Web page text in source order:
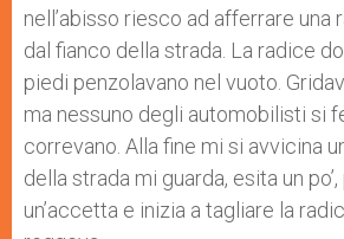
nell’abisso riesco ad afferrare una
dal fianco della strada. La radice
piedi penzolavano nel vuoto.
ma nessuno degli automobilisti si
correvano. Alla fine mi si avvicina
della strada mi guarda, esita un
un’accetta e inizia a tagliare la